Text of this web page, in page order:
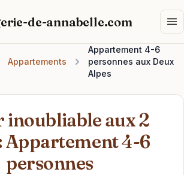
de-annabelle.com
Appartements
Appartement 4-6
personnes aux Deux
Alpes
inoubliable aux 2
Appartement 4-6
personnes